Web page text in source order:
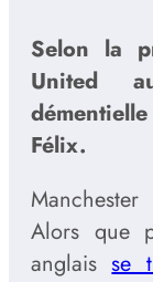
Selon la
United
Félix.
Alors que
anglaisse